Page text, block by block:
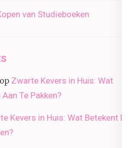
van Studieboeken
op Zwarte Kevers in Huis: Wat
Te Pakken?
Kevers in Huis: Wat Betekent Dit